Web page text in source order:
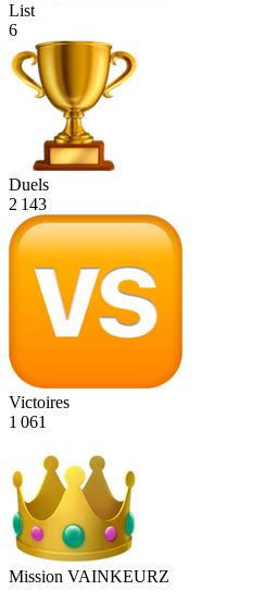
List
6
Duels
2 143
Victoires
1 061
Mission VAINKEURZ